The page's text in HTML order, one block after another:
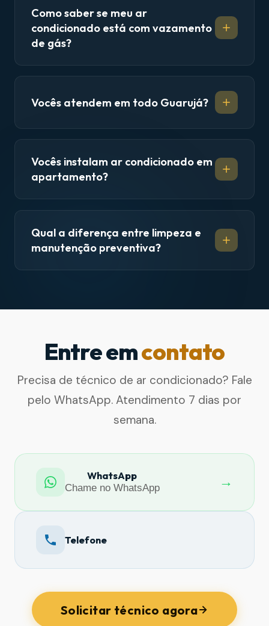
Como saber se meu ar
condicionado está com vazamento
de gás?
Vocês atendem em todo Guarujá?
Vocês instalam ar condicionado em
apartamento?
Qual a diferença entre limpeza e
manutenção preventiva?
Entre emcontato
Precisa de técnico de ar condicionado? Fale
pelo WhatsApp. Atendimento 7 dias por
semana.
WhatsApp
Chame no WhatsApp
→
Telefone
Solicitar técnico agora